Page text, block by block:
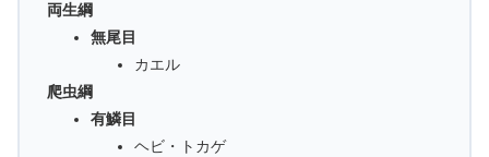
両生綱
無尾目
カエル
爬虫綱
有鱗目
ヘビ・トカゲ